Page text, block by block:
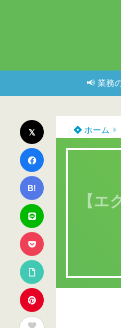
📢 業務
B!
ホーム
【エ